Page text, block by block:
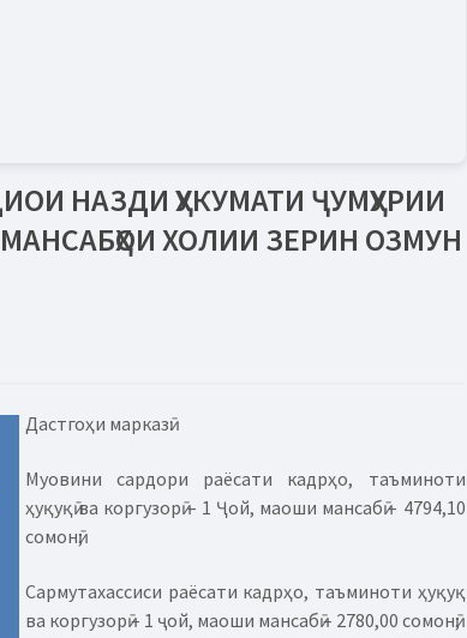
НАЗДИ ҲУКУМАТИ ҶУМҲУРИИ
ХОЛИИ ЗЕРИН ОЗМУН
Дастгоҳи марказӣ:
Муовини сардори раёсати кадрҳо, таъминоти
ҳуқуқӣ ва коргузорӣ – 1 Ҷой, маоши мансабӣ – 4794,10
сомонӣ;
Сармутахассиси раёсати кадрҳо, таъминоти ҳуқуқӣ
ва коргузорӣ – 1 ҷой, маоши мансабӣ – 2780,00 сомонӣ;